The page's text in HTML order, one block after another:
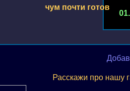
чум почти готов
Расскажи про нашу